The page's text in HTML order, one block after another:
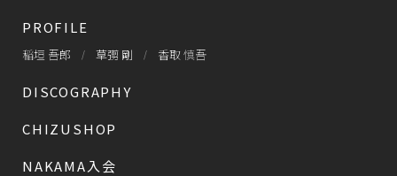
PROFILE
稲垣 吾郎 草彅 剛 香取 慎吾
DISCOGRAPHY
CHIZUSHOP
NAKAMA入会